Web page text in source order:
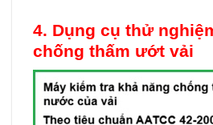
4. Dụng cụ thử
chống thấm ướt vải